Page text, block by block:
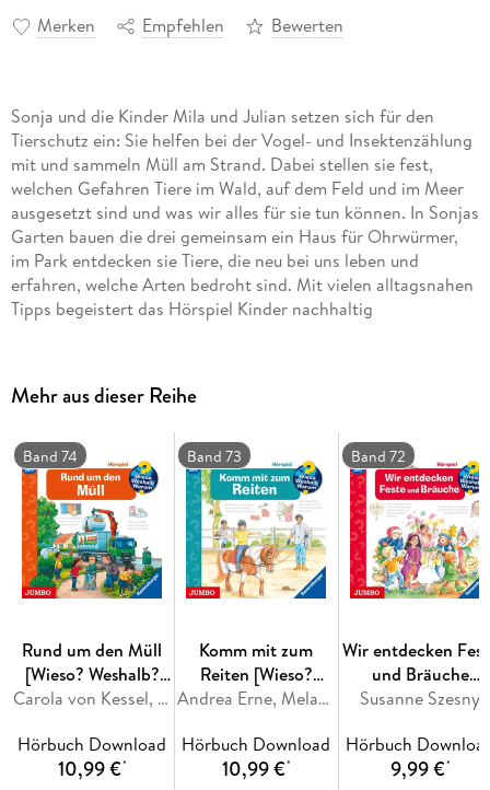
Merken Empfehlen Bewerten
Sonja und die Kinder Mila und Julian setzen sich für den
Tierschutz ein: Sie helfen bei der Vogel- und Insektenzählung
mit und sammeln Müll am Strand. Dabei stellen sie fest,
welchen Gefahren Tiere im Wald, auf dem Feld und im Meer
ausgesetzt sind und was wir alles für sie tun können. In Sonjas
Garten bauen die drei gemeinsam ein Haus für Ohrwürmer,
im Park entdecken sie Tiere, die neu bei uns leben und
erfahren, welche Arten bedroht sind. Mit vielen alltagsnahen
Biene, Eisbär und Feldhamster brauchen unsere Hilfe: Das
Hörspiel begeistert für Artenvielfalt und zeigt, was Tiere
gefährdet. Wieso? Weshalb? Warum? Wir schützen die Tiere
gibt Tipps, wie Kinder ab vier Jahren Tieren helfen können,
und passt zu Themenwochen in Kindergärten und Schulen.
Mehr aus dieser Reihe
Band 74
Rund um den Müll
[Wieso? Weshalb?
Warum? Folge 74]Carola von Kessel, Joachim Krause
Hörbuch Download
10,99 €*
Band 73
Komm mit zum
Reiten [Wieso?
Weshalb? Warum?Andrea Erne, Melanie Brockamp
Hörbuch Download
10,99 €*
Band 72
Wir entdecken
und Bräuche
[Wieso? Weshalb?
Susanne Szesny
Hörbuch
9,99 €*